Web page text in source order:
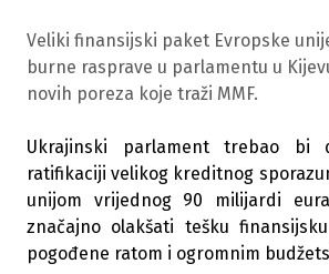
Veliki finansijski paket Evropske
burne rasprave u parlamentu u
novih poreza koje traži MMF.
Ukrajinski parlament trebao bi
ratifikaciji velikog kreditnog
unijom vrijednog 90 milijardi
značajno olakšati tešku
pogođene ratom i ogromnim